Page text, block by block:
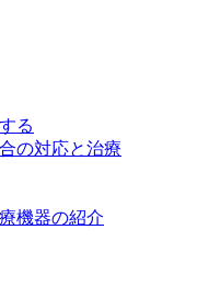
る
の対応と治療
機器の紹介